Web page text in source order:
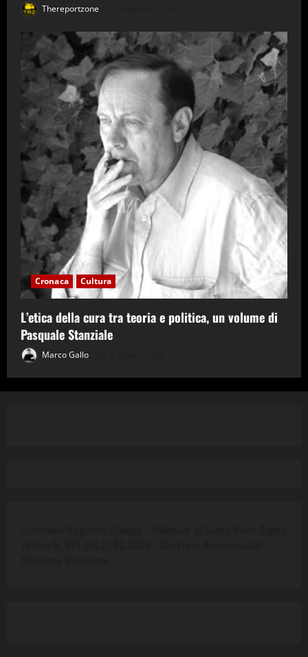
Thereportzone
Cronaca Cultura
L’etica della cura tra teoria e politica, un volume di
Pasquale Stanziale
Marco Gallo